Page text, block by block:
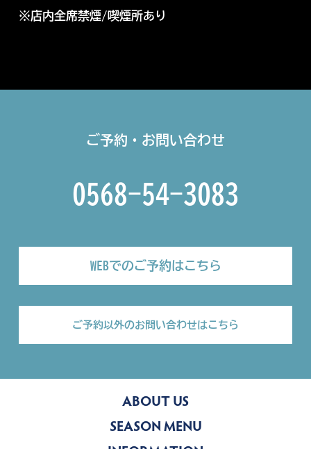
※店内全席禁煙/喫煙所あり
ご予約・お問い合わせ
0568-54-3083
WEBでのご予約はこちら
ご予約以外のお問い合わせはこちら
ABOUT US
SEASON MENU